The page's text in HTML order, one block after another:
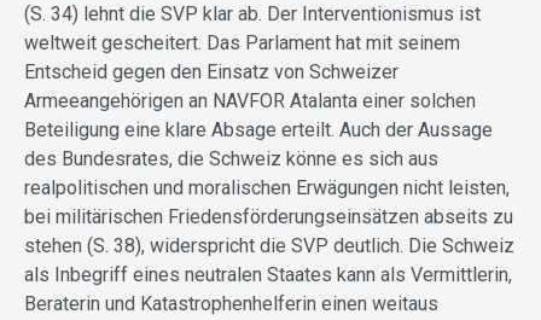
(S. 34) lehnt die SVP klar ab. Der Interventionismus ist
weltweit gescheitert. Das Parlament hat mit seinem
Entscheid gegen den Einsatz von Schweizer
Armeeangehörigen an NAVFOR Atalanta einer solchen
Beteiligung eine klare Absage erteilt. Auch der Aussage
des Bundesrates, die Schweiz könne es sich aus
realpolitischen und moralischen Erwägungen nicht leisten,
bei militärischen Friedensförderungseinsätzen abseits zu
stehen (S. 38), widerspricht die SVP deutlich. Die Schweiz
als Inbegriff eines neutralen Staates kann als Vermittlerin,
Beraterin und Katastrophenhelferin einen weitaus